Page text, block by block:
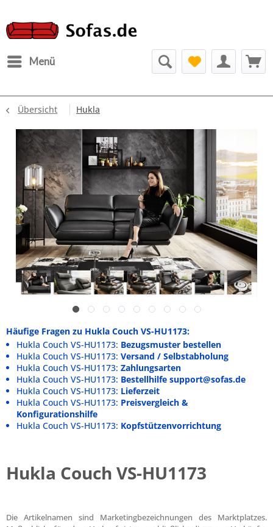
Menü
Übersicht Hukla
Häufige Fragen zu Hukla Couch VS-HU1173:
Hukla Couch VS-HU1173: Bezugsmuster bestellen
Hukla Couch VS-HU1173: Versand / Selbstabholung
Hukla Couch VS-HU1173: Zahlungsarten
Hukla Couch VS-HU1173: Bestellhilfe support@sofas.de
Hukla Couch VS-HU1173: Lieferzeit
Hukla Couch VS-HU1173: Preisvergleich &
Konfigurationshilfe
Hukla Couch VS-HU1173: Kopfstützenvorrichtung
Hukla Couch VS-HU1173
Die Artikelnamen sind Marketingbezeichnungen des Marktplatzes.